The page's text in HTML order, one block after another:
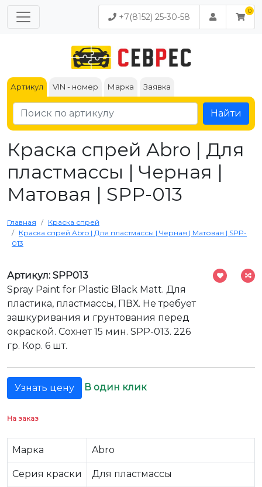
+7(8152) 25-30-58
Артикул VIN - номер Марка Заявка
Найти
Краска спрей Abro | Для
пластмассы | Черная |
Матовая | SPP-013
Главная
Краска спрей
Краска спрей Abro | Для пластмассы | Черная | Матовая | SPP-
013
Артикул: SPP013
Spray Paint for Plastic Black Matt. Для
пластика, пластмассы, ПВХ. Не требует
зашкуривания и грунтования перед
окраской. Сохнет 15 мин. SPP-013. 226
гр. Кор. 6 шт.
Узнать цену В один клик
На заказ
Марка Abro
Серия краски Для пластмассы